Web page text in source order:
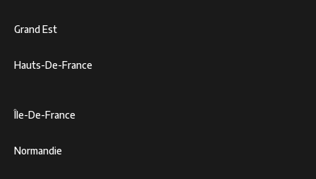
Grand Est
Hauts-De-France
Île-De-France
Normandie